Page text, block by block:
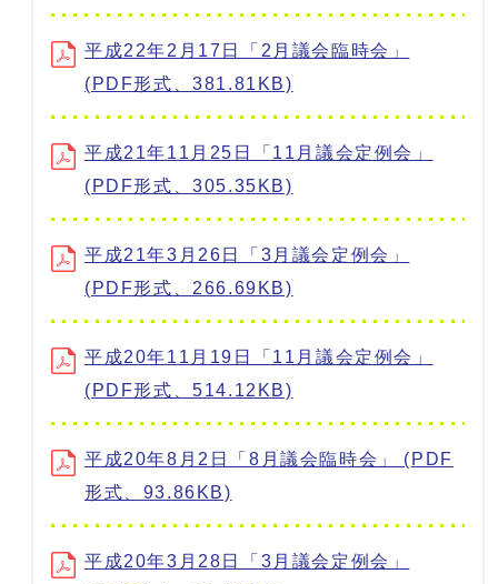
平成22年2月17日「2月議会臨時会」
(PDF形式、381.81KB)
平成21年11月25日「11月議会定例会」
(PDF形式、305.35KB)
平成21年3月26日「3月議会定例会」
(PDF形式、266.69KB)
平成20年11月19日「11月議会定例会」
(PDF形式、514.12KB)
平成20年8月2日「8月議会臨時会」 (PDF
形式、93.86KB)
平成20年3月28日「3月議会定例会」